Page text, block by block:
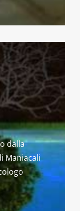
dalla
Maniacali